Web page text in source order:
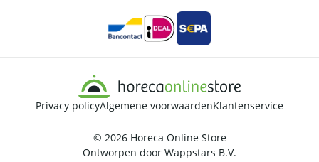
Privacy policyAlgemene voorwaardenKlantenservice
© 2026 Horeca Online Store
Ontworpen door Wappstars B.V.